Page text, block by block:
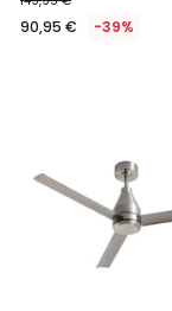
90,95 € -39%